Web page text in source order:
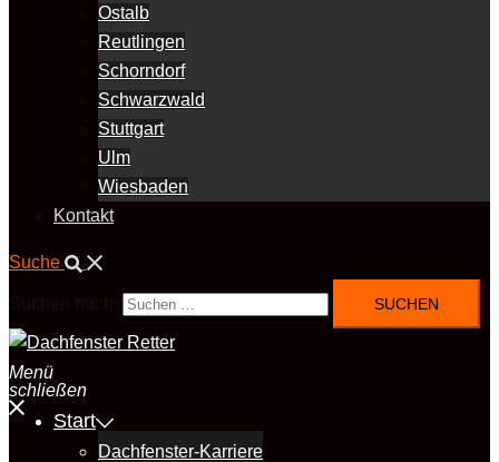
Ostalb
Reutlingen
Schorndorf
Schwarzwald
Stuttgart
Ulm
Wiesbaden
Kontakt
Suche
Menü
schließen
Start
Dachfenster-Karriere